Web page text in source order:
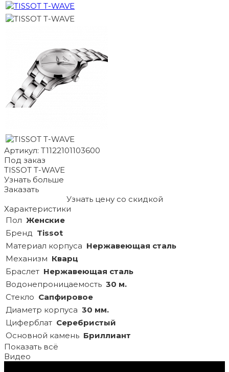
Артикул: T1122101103600
Под заказ
TISSOT T-WAVE
Узнать больше
Заказать
Узнать цену со скидкой
Характеристики
Пол Женские
Бренд Tissot
Материал корпуса Нержавеющая сталь
Механизм Кварц
Браслет Нержавеющая сталь
Водонепроницаемость 30 м.
Стекло Сапфировое
Диаметр корпуса 30 мм.
Циферблат Серебристый
Основной камень Бриллиант
Показать всё
Видео